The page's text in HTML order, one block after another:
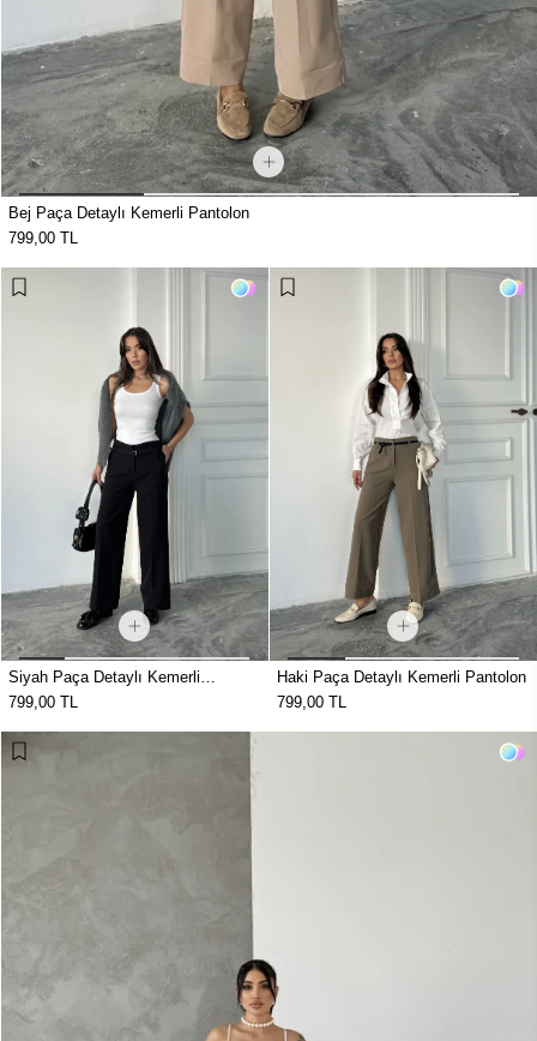
Bej Paça Detaylı Kemerli Pantolon
799,00 TL
Siyah Paça Detaylı Kemerli
Pantolon
799,00 TL
Haki Paça Detaylı Kemerli Pantolon
799,00 TL